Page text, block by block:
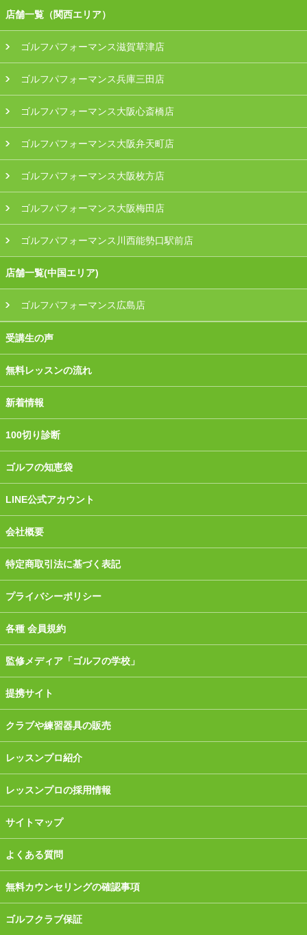
店舗一覧（関西エリア）
ゴルフパフォーマンス滋賀草津店
ゴルフパフォーマンス兵庫三田店
ゴルフパフォーマンス大阪心斎橋店
ゴルフパフォーマンス大阪弁天町店
ゴルフパフォーマンス大阪枚方店
ゴルフパフォーマンス大阪梅田店
ゴルフパフォーマンス川西能勢口駅前店
店舗一覧(中国エリア)
ゴルフパフォーマンス広島店
受講生の声
無料レッスンの流れ
新着情報
100切り診断
ゴルフの知恵袋
LINE公式アカウント
会社概要
特定商取引法に基づく表記
プライバシーポリシー
各種 会員規約
監修メディア「ゴルフの学校」
提携サイト
クラブや練習器具の販売
レッスンプロ紹介
レッスンプロの採用情報
サイトマップ
よくある質問
無料カウンセリングの確認事項
ゴルフクラブ保証